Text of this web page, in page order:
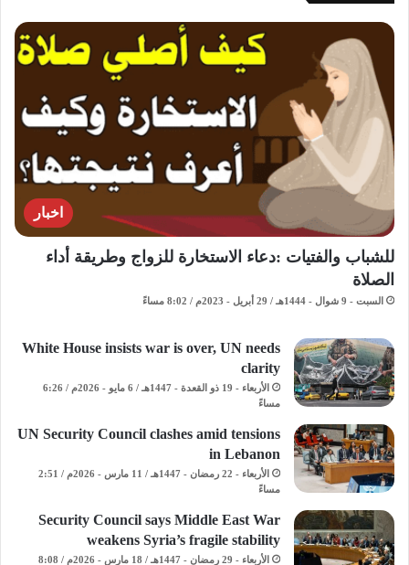
اخبار
للشباب والفتيات :دعاء الاستخارة للزواج وطريقة أداء
الصلاة
السبت - 9 شوال - 1444هـ / 29 أبريل - 2023م / 8:02 مساءً
White House insists war is over, UN needs
clarity
الأربعاء - 19 ذو القعدة - 1447هـ / 6 مايو - 2026م / 6:26
مساءً
UN Security Council clashes amid tensions
in Lebanon
الأربعاء - 22 رمضان - 1447هـ / 11 مارس - 2026م / 2:51
مساءً
Security Council says Middle East War
weakens Syria’s fragile stability
الأربعاء - 29 رمضان - 1447هـ / 18 مارس - 2026م / 8:08